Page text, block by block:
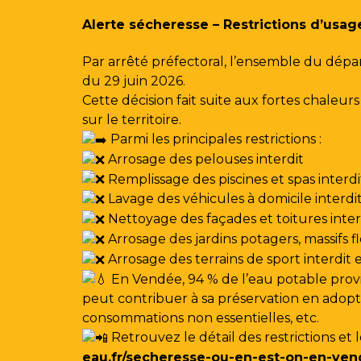
Alerte sécheresse – Restrictions
Par arrêté préfectoral, l’ensemble du
du 29 juin 2026.
Cette décision fait suite aux fortes
sur le territoire.
Parmi les principales restrictions :
Arrosage des pelouses interdit
Remplissage des piscines et spas
Lavage des véhicules à domicile interdit
Nettoyage des façades et toitures
Arrosage des jardins potagers,
Arrosage des terrains de sport interdit
En Vendée, 94 % de l’eau potable
peut contribuer à sa préservation en
consommations non essentielles, etc.
Retrouvez le détail des restrictions et
eau.fr/secheresse-ou-en-est-on-en-